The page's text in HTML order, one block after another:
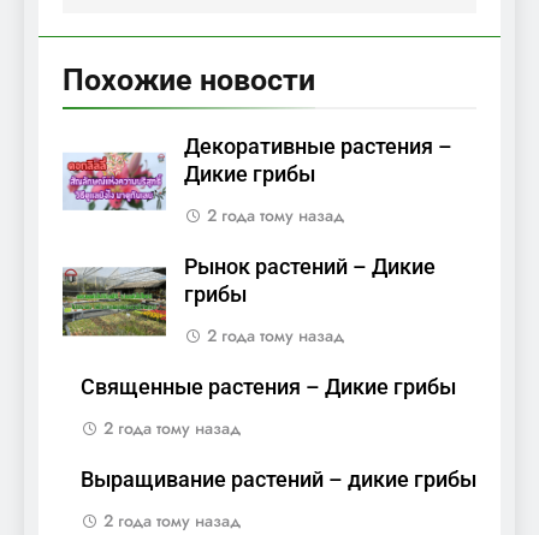
Похожие новости
Декоративные растения –
Дикие грибы
2 года тому назад
Рынок растений – Дикие
грибы
2 года тому назад
Священные растения – Дикие грибы
2 года тому назад
Выращивание растений – дикие грибы
2 года тому назад